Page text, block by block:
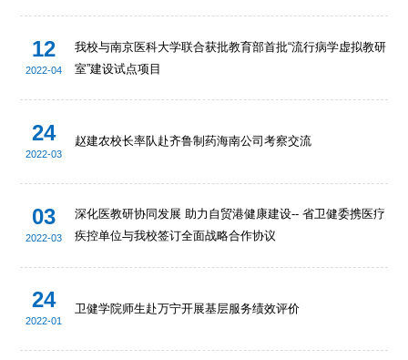
12
2022-04
我校与南京医科大学联合获批教育部首批“流行病学虚拟教研
室”建设试点项目
24
2022-03
赵建农校长率队赴齐鲁制药海南公司考察交流
03
2022-03
深化医教研协同发展 助力自贸港健康建设-- 省卫健委携医疗
疾控单位与我校签订全面战略合作协议
24
2022-01
卫健学院师生赴万宁开展基层服务绩效评价